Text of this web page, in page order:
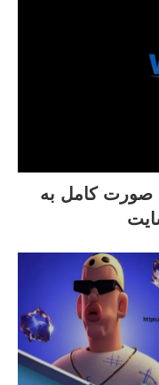
صورت کامل به